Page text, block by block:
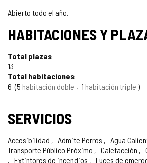
Abierto todo el año.
HABITACIONES Y
Total plazas
13
Total habitaciones
6 5 habitación doble 1 habitación triple
SERVICIOS
Accesibilidad Admite Perros Agua
Transporte Público Próximo
Calefacción
Extintores de incendios
Luces de